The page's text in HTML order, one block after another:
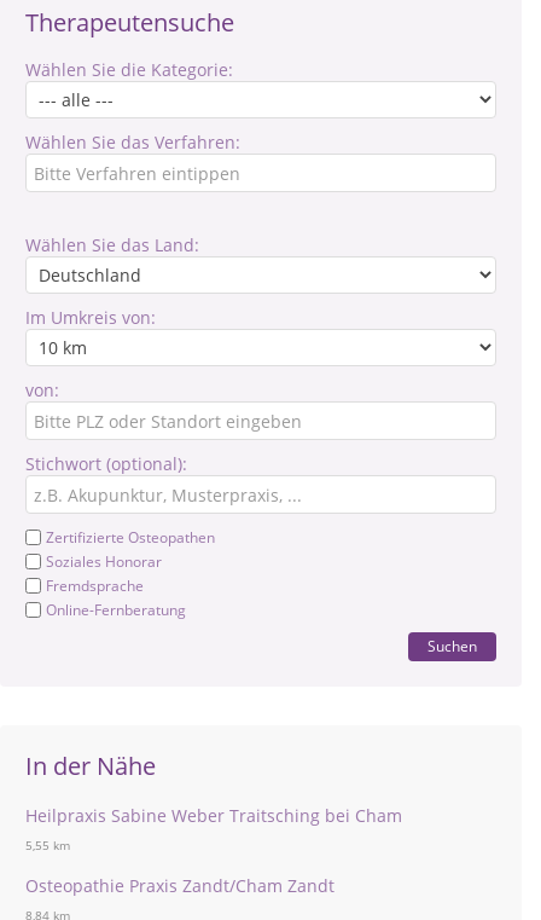
Therapeutensuche
Wählen Sie die Kategorie:
Wählen Sie das Verfahren:
Wählen Sie das Land:
Im Umkreis von:
von:
Stichwort (optional):
Zertifizierte Osteopathen
Soziales Honorar
Fremdsprache
Online-Fernberatung
Suchen
In der Nähe
Heilpraxis Sabine Weber Traitsching bei Cham
5,55 km
Osteopathie Praxis Zandt/Cham Zandt
8,84 km